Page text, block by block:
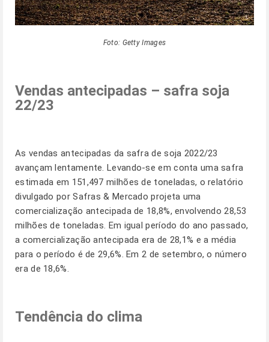
Foto: Getty Images
Vendas antecipadas – safra soja
22/23
As vendas antecipadas da safra de soja 2022/23
avançam lentamente. Levando-se em conta uma safra
estimada em 151,497 milhões de toneladas, o relatório
divulgado por Safras & Mercado projeta uma
comercialização antecipada de 18,8%, envolvendo 28,53
milhões de toneladas. Em igual período do ano passado,
a comercialização antecipada era de 28,1% e a média
para o período é de 29,6%. Em 2 de setembro, o número
era de 18,6%.
Tendência do clima